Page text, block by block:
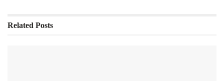
Related Posts